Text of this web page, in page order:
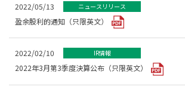
2022/05/13 ニュースリリース
盈余股利的通知（只限英文）
2022/02/10 IR情報
2022年3月第3季度決算公布（只限英文）